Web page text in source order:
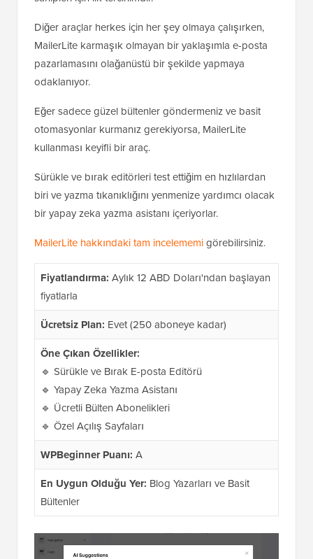
Diğer araçlar herkes için her şey olmaya çalışırken,
MailerLite karmaşık olmayan bir yaklaşımla e-posta
pazarlamasını olağanüstü bir şekilde yapmaya
odaklanıyor.
Eğer sadece güzel bültenler göndermeniz ve basit
otomasyonlar kurmanız gerekiyorsa, MailerLite
kullanması keyifli bir araç.
Sürükle ve bırak editörleri test ettiğim en hızlılardan
biri ve yazma tıkanıklığını yenmenize yardımcı olacak
bir yapay zeka yazma asistanı içeriyorlar.
MailerLite hakkındaki tam incelememigörebilirsiniz.
Fiyatlandırma: Aylık 12 ABD Doları'ndan başlayan
fiyatlarla
Ücretsiz Plan: Evet (250 aboneye kadar)
Öne Çıkan Özellikler:
🔹 Sürükle ve Bırak E-posta Editörü
🔹 Yapay Zeka Yazma Asistanı
🔹 Ücretli Bülten Abonelikleri
🔹 Özel Açılış Sayfaları
WPBeginner Puanı: A
En Uygun Olduğu Yer: Blog Yazarları ve Basit
Bültenler